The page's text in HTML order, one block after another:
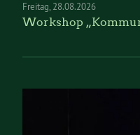
Freitag 28.08.2026
Workshop